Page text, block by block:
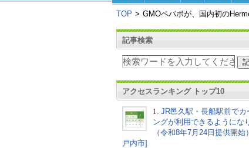
TOP > GMOペパボが、国内初の
記事検索
アクセスランキング トップ10
1.
JR邑久駅・長船駅前でカ
ングが利用できるようにな
（令和8年7月24日提供開始
戸内市]